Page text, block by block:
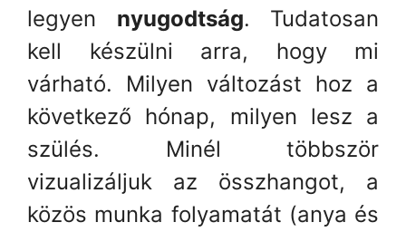
legyen nyugodtság. Tudatosan
kell készülni arra, hogy mi
várható. Milyen változást hoz a
következő hónap, milyen lesz a
szülés. Minél többször
vizualizáljuk az összhangot, a
közös munka folyamatát (anya és